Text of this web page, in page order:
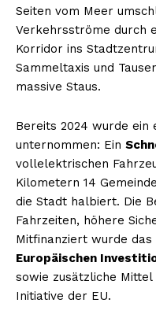
Seiten vom Meer
Verkehrsströme durch
Korridor ins
Sammeltaxis und
massive Staus.
Bereits 2024 wurde
unternommen: Ein
vollelektrischen
Kilometern 14
die Stadt halbiert. Die
Fahrzeiten, höhere
Mitfinanziert wurde
Europäischen
sowie zusätzliche
Initiative der EU.